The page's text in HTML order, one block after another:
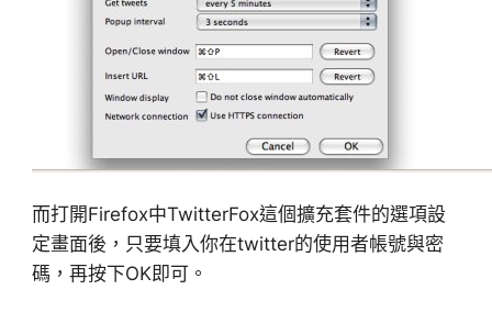
而打開Firefox中TwitterFox這個擴充套件的選項設
定畫面後，只要填入你在twitter的使用者帳號與密
碼，再按下OK即可。